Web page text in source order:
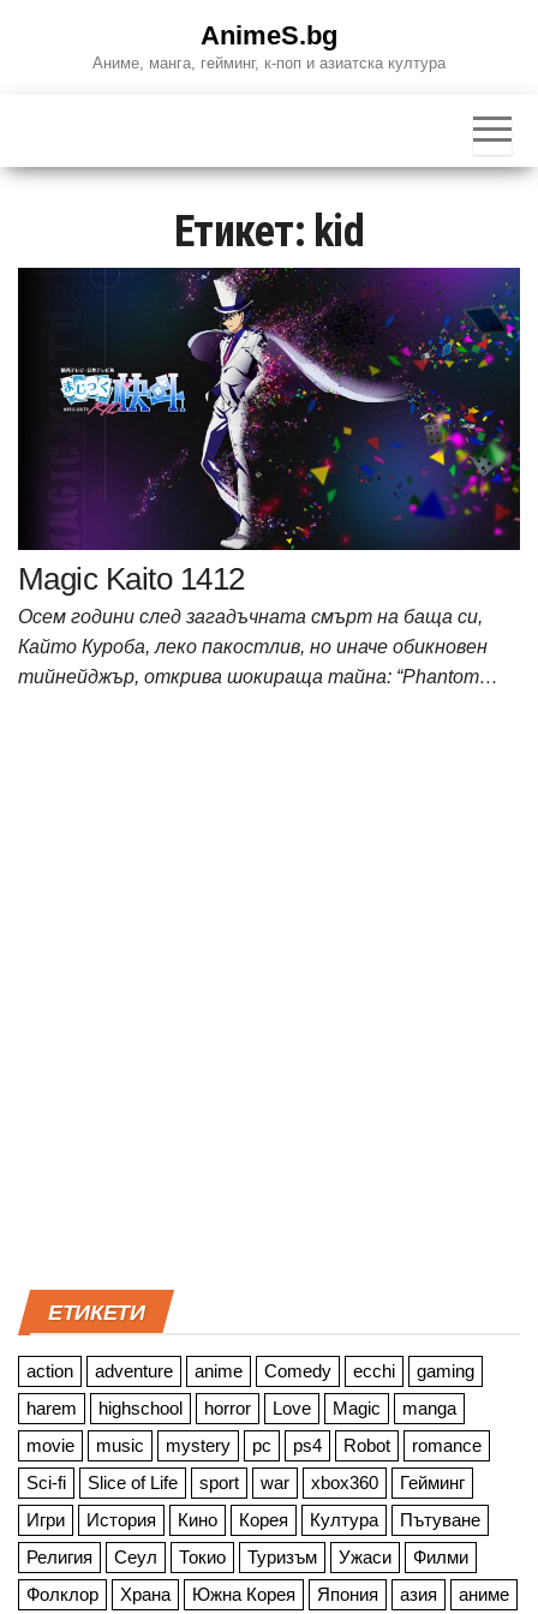
AnimeS.bg
Аниме, манга, гейминг, к-поп и азиатска култура
Етикет: kid
Magic Kaito 1412
Осем години след загадъчната смърт на баща си,
Кайто Куроба, леко пакостлив, но иначе обикновен
тийнейджър, открива шокираща тайна: “Phantom…
ЕТИКЕТИ
action adventure anime Comedy ecchi
gaming
harem
highschool horror Love Magic
manga
movie
music mystery pc ps4 Robot
romance
Sci-fi
Slice of Life sport war xbox360
Гейминг
Игри
История Кино Корея Култура
Пътуване
Религия
Сеул Токио Туризъм Ужаси
Филми
Фолклор
Храна Южна Корея Япония азия аниме